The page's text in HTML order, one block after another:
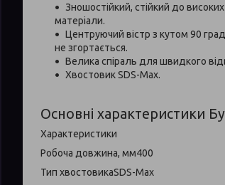
Зношостійкий, стійкий до
матеріали.
Центруючий вістр з кутом 90
не згортається.
Велика спіраль для швидкого
Хвостовик SDS-Max.
Основні характеристики
Характеристики
Робоча довжина, мм400
Тип хвостовикаSDS-Max